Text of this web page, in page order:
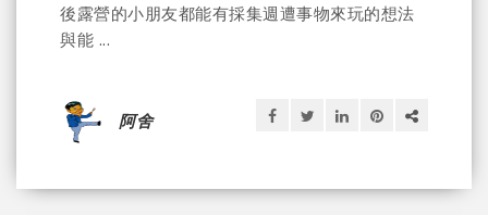
後露營的小朋友都能有採集週遭事物來玩的想法
與能 ...
阿舍